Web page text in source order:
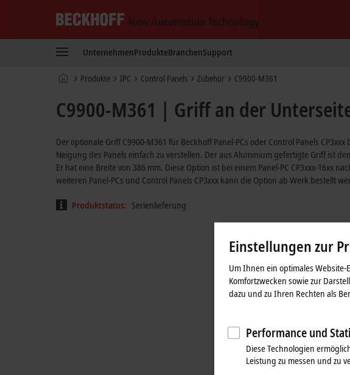
New
Technology
UnternehmenProdukteBranchenSupport
StartseiteProdukte IPC Control Panels Zubehör C9900-M361
C9900-M361 | Griff an der
Der optionale Griff C9900-M361 für Beckhoff Panel-PCs oder Control Panels
Neigung des Panels einfach zu verstellen. Der aus Aluminium gefertigte Griff ist
Er hat eine Breite von 386 mm. Diese Option ist bei einem Panel-PC CP3xxx-16xx
weiteren Panel-PCs und Control Panels CP3xxx kann die Option ab Werk bestellt
Produktstatus: Serienlieferung
Einstellungen zur
Um Ihnen ein optimales
Komfortzwecken sowie zur
dazu und zu Ihren Rechten als
Performance und
Diese Technologien
Leistung zu messen und zu